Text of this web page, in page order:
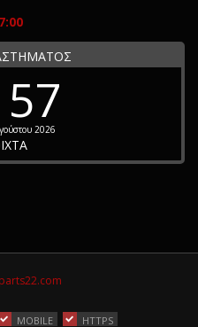
57
2026
MOBILE HTTPS